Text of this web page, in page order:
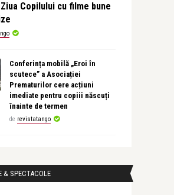
Copilului cu filme bune
Conferința mobilă „Eroi în
scutece” a Asociației
Prematurilor cere acțiuni
imediate pentru copiii născuți
înainte de termen
de revistatango
& SPECTACOLE